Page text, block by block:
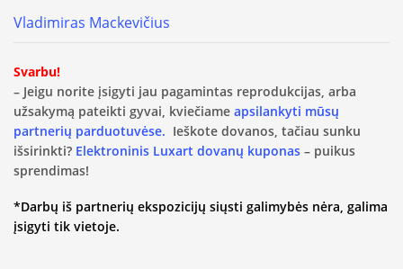
Vladimiras Mackevičius
Svarbu!
– Jeigu norite įsigyti jau pagamintas reprodukcijas, arba
užsakymą pateikti gyvai, kviečiame apsilankyti mūsų
partnerių parduotuvėse. Ieškote dovanos, tačiau sunku
išsirinkti? Elektroninis Luxart dovanų kuponas – puikus
sprendimas!
*Darbų iš partnerių ekspozicijų siųsti galimybės nėra, galima
įsigyti tik vietoje.